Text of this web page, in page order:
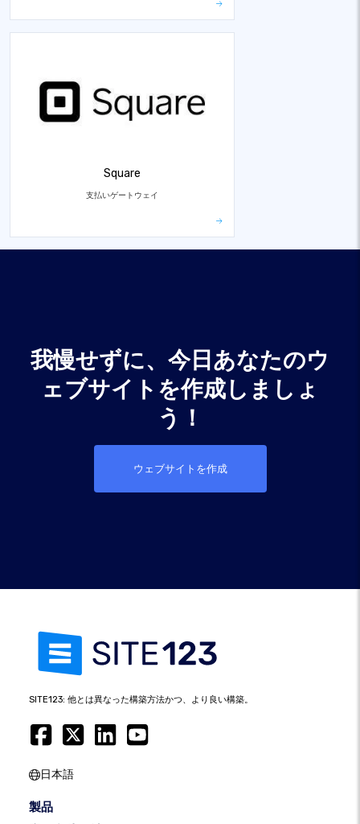
Square
支払いゲートウェイ
我慢せずに、今日あなたのウ
ェブサイトを作成しましょ
う！
ウェブサイトを作成
SITE123: 他とは異なった構築方法かつ、より良い構築。
日本語
製品